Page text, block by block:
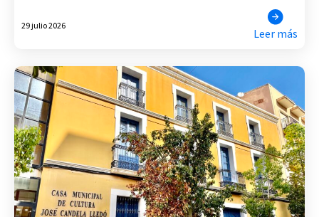
29 julio 2026
Leer más